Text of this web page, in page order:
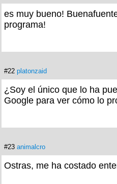
es muy bueno!
programa!
#22 platonzaid
¿Soy el único que lo ha
Google para ver cómo lo
#23 animalcro
Ostras, me ha costado